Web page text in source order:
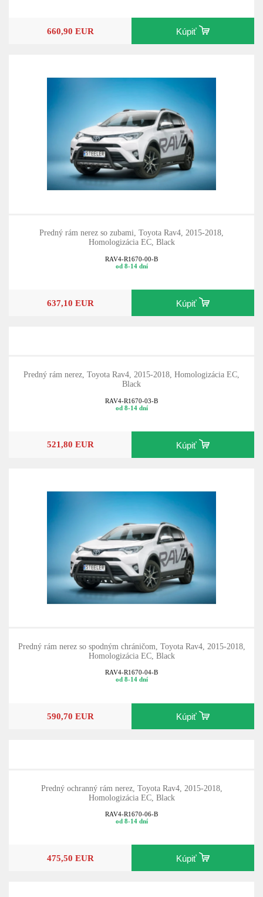
660,90 EUR Kúpiť
Predný rám nerez so zubami, Toyota Rav4, 2015-2018,
Homologizácia EC, Black
RAV4-R1670-00-B
od 8-14 dní
637,10 EUR Kúpiť
Predný rám nerez, Toyota Rav4, 2015-2018, Homologizácia EC,
Black
RAV4-R1670-03-B
od 8-14 dní
521,80 EUR Kúpiť
Predný rám nerez so spodným chráničom, Toyota Rav4, 2015-2018,
Homologizácia EC, Black
RAV4-R1670-04-B
od 8-14 dní
590,70 EUR Kúpiť
Predný ochranný rám nerez, Toyota Rav4, 2015-2018,
Homologizácia EC, Black
RAV4-R1670-06-B
od 8-14 dní
475,50 EUR Kúpiť